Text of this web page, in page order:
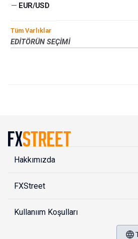
— EUR/USD
Tüm Varlıklar
EDITÖRÜN SEÇIMI
Hakkımızda
FXStreet
Kullanıım Koşulları